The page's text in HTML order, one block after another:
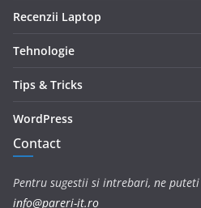
Recenzii Laptop
Tehnologie
Tips & Tricks
WordPress
Contact
Pentru sugestii si intrebari, ne
info@pareri-it.ro